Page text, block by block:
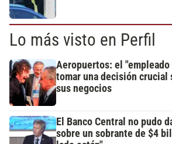
Lo más visto en Perfil
Aeropuertos: el
tomar una decisión crucial
sus negocios
El Banco Central no pudo
sobre un sobrante de $4